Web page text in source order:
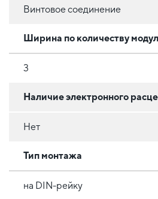
Винтовое соединение
Ширина по количеству
3
Наличие электронного
Нет
Тип монтажа
на DIN-рейку